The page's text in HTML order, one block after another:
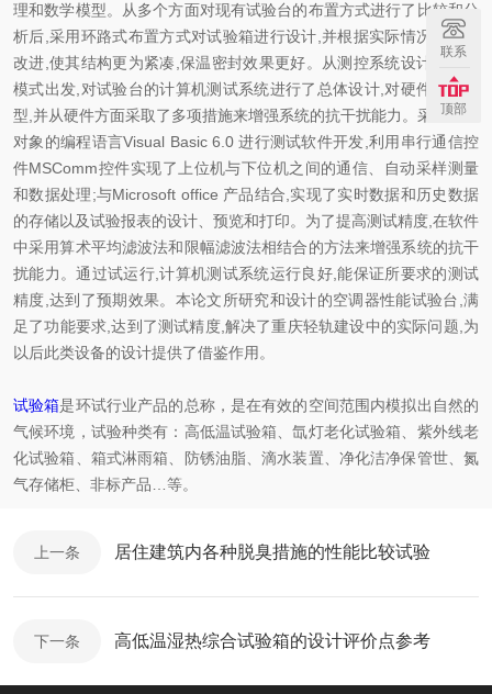
理和数学模型。从多个方面对现有试验台的布置方式进行了比较和分
析后,采用环路式布置方式对试验箱进行设计,并根据实际情况做出了
改进,使其结构更为紧凑,保温密封效果更好。从测控系统设计的一般
模式出发,对试验台的计算机测试系统进行了总体设计,对硬件进行选
型,并从硬件方面采取了多项措施来增强系统的抗干扰能力。采用面向
对象的编程语言Visual Basic 6.0 进行测试软件开发,利用串行通信控
件MSComm控件实现了上位机与下位机之间的通信、自动采样测量
和数据处理;与Microsoft office 产品结合,实现了实时数据和历史数据
的存储以及试验报表的设计、预览和打印。为了提高测试精度,在软件
中采用算术平均滤波法和限幅滤波法相结合的方法来增强系统的抗干
扰能力。通过试运行,计算机测试系统运行良好,能保证所要求的测试
精度,达到了预期效果。本论文所研究和设计的空调器性能试验台,满
足了功能要求,达到了测试精度,解决了重庆轻轨建设中的实际问题,为
以后此类设备的设计提供了借鉴作用。
试验箱是环试行业产品的总称，是在有效的空间范围内模拟出自然的
气候环境，试验种类有：高低温试验箱、氙灯老化试验箱、紫外线老
化试验箱、箱式淋雨箱、防锈油脂、滴水装置、净化洁净保管世、氮
气存储柜、非标产品…等。
上一条 居住建筑内各种脱臭措施的性能比较试验
下一条 高低温湿热综合试验箱的设计评价点参考
联系
顶部